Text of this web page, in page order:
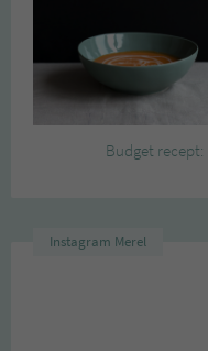
Budget
Instagram Merel